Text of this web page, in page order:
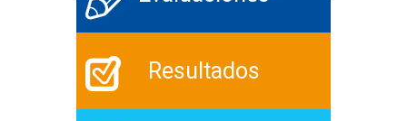
Resultados